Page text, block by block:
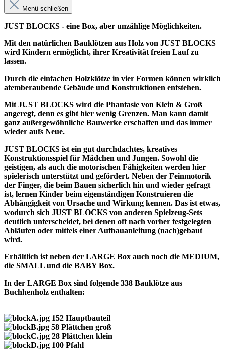
Menü schließen
JUST BLOCKS - eine Box, aber unzählige Möglichkeiten.
Mit den natürlichen Bauklötzen aus Holz von JUST BLOCKS
wird Kindern ermöglicht, ihrer Kreativität freien Lauf zu
lassen.
Durch die einfachen Holzklötze in vier Formen können wirklich
atemberaubende Gebäude und Konstruktionen entstehen.
Mit JUST BLOCKS wird die Phantasie von Klein & Groß
angeregt, denn es gibt hier wenig Grenzen. Man kann damit
ganz außergewöhnliche Bauwerke erschaffen und das immer
wieder aufs Neue.
JUST BLOCKS ist ein gut durchdachtes, kreatives
Konstruktionsspiel für Mädchen und Jungen. Sowohl die
geistigen, als auch die motorischen Fähigkeiten werden hier
spielerisch unterstützt und gefördert. Neben der Feinmotorik
der Finger, die beim Bauen sicherlich hin und wieder gefragt
ist, lernen Kinder beim eigenständigen Konstruieren die
Abhängigkeit von Ursache und Wirkung kennen. Das ist etwas,
wodurch sich JUST BLOCKS von anderen Spielzeug-Sets
deutlich unterscheidet, bei denen oft nach vorher festgelegten
Abläufen oder mittels einer Aufbauanleitung (nach)gebaut
wird.
Erhältlich ist neben der LARGE Box auch noch die MEDIUM,
die SMALL und die BABY Box.
In der LARGE Box sind folgende 338 Bauklötze aus
Buchhenholz enthalten:
152 Hauptbauteil
58 Plättchen groß
28 Plättchen klein
100 Pfahl